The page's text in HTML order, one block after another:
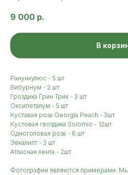
9 000 р.
В
Ранункулюс - 5 шт
Вибурнум - 2 шт
Гроздика Грин Трик - 3 шт
Оксипеталум - 5 шт
Куставая роза Georgia Peach - 3шт
Кустовая гвоздика Solomio - 12шт
Одноголовая роза - 6 шт
Эвкалипт - 3 шт
Атласная лента - 2шт
Фотографии являются примерами.